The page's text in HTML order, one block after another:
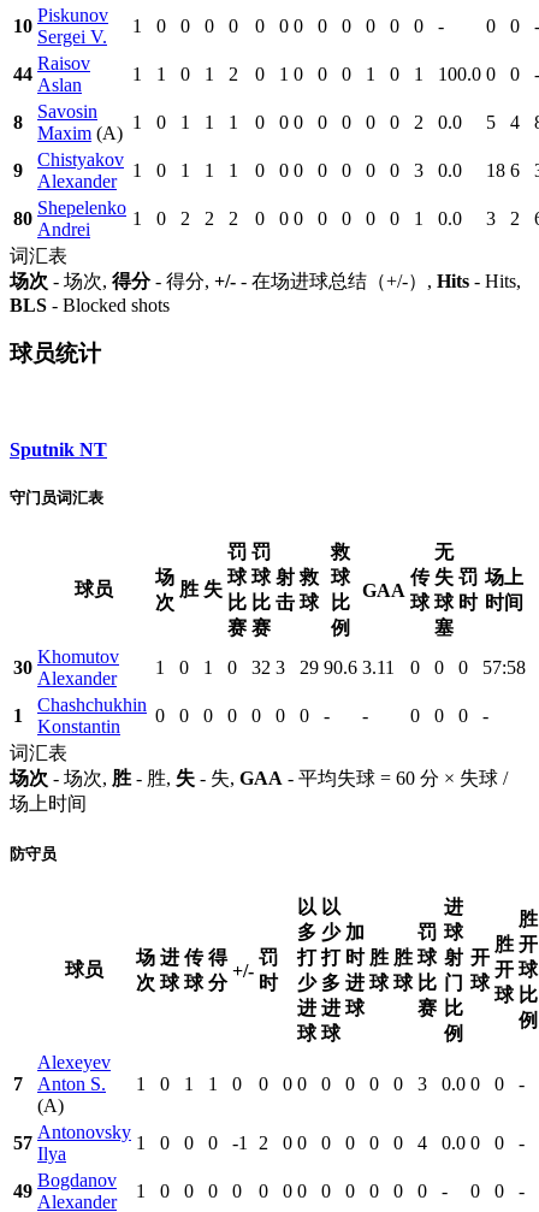
10
Piskunov
Sergei V.
1 0 0 0 0 0 0 0 0 0 0 0 0 - 0 0 -
44
Raisov
Aslan
1 1 0 1 2 0 1 0 0 0 1 0 1 100.0 0 0 -
8
Savosin
Maxim (A)
1 0 1 1 1 0 0 0 0 0 0 0 2 0.0 5 4
9
Chistyakov
Alexander
1 0 1 1 1 0 0 0 0 0 0 0 3 0.0 18 6
80
Shepelenko
Andrei
1 0 2 2 2 0 0 0 0 0 0 0 1 0.0 3 2
词汇表
场次 - 场次, 得分- 得分, +/- - 在场进球总结（+/-）, Hits - Hits,
BLS - Blocked shots
球员统计
Sputnik NT
守门员词汇表
球员
场
次
胜 失
罚
球
比
赛
罚
球
比
赛
射
击
救
球
救
球
比
例
GAA
传
球
无
失
球
塞
罚
时
场上
时间
30
Khomutov
Alexander
1 0 1 0 32 3 29 90.6 3.11 0 0 0 57:58
1
Chashchukhin
Konstantin
0 0 0 0 0 0 0 - - 0 0 0
-
词汇表
场次 - 场次, 胜 - 胜, 失 - 失, GAA - 平均失球 = 60 分 × 失球 /
场上时间
防守员
球员
场
次
进
球
传
球
得
分
+/-
罚
时
以
多
打
少
进
球
以
少
打
多
进
球
加
时
进
球
胜
球
胜
球
罚
球
比
赛
进
球
射
门
比
例
开
球
胜
开
球
胜
开
球
比
例
7
Alexeyev
Anton S.
(A)
1 0 1 1 0 0 0 0 0 0 0 0 3 0.0 0 0 -
57
Antonovsky
Ilya
1 0 0 0 -1 2 0 0 0 0 0 0 4 0.0 0 0 -
49
Bogdanov
Alexander
1 0 0 0 0 0 0 0 0 0 0 0 0 - 0 0 -